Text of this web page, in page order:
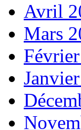
Avril
Mars